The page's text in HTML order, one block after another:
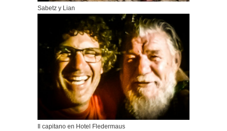
Sabetz y Lian
Il capitano en Hotel Fledermaus